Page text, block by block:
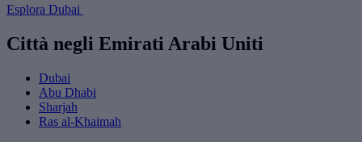
Esplora Dubai
Città negli Emirati Arabi Uniti
Dubai
Abu Dhabi
Sharjah
Ras al-Khaimah